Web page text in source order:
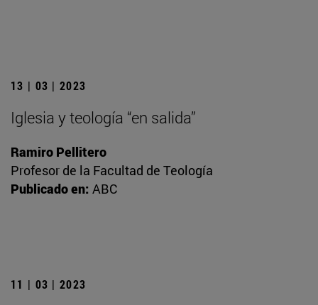
13 | 03 | 2023
Iglesia y teología “en salida”
Ramiro Pellitero
Profesor de la Facultad de Teología
Publicado en: ABC
11 | 03 | 2023